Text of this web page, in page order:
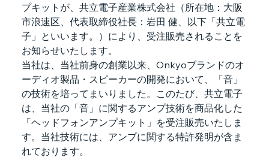
プキットが、共立電子産業株式会社（所在地：大阪
市浪速区、代表取締役社長：岩田 健、以下「共立電
子」といいます。）により、受注販売されることを
お知らせいたします。
当社は、当社前身の創業以来、Onkyoブランドのオ
ーディオ製品・スピーカーの開発において、「音」
の技術を培ってまいりました。このたび、共立電子
は、当社の「音」に関するアンプ技術を商品化した
「ヘッドフォンアンプキット」を受注販売いたしま
す。当社技術には、アンプに関する特許発明が含ま
れております。